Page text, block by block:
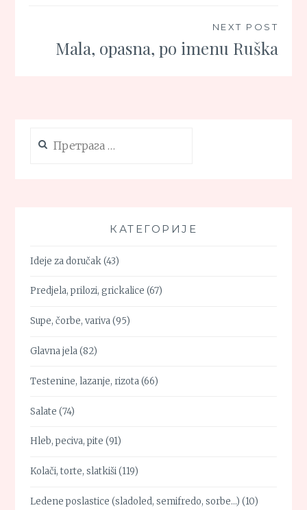
NEXT POST
Mala, opasna, po imenu Ruška
за:
КАТЕГОРИЈЕ
Ideje za doručak(43)
Predjela, prilozi, grickalice (67)
Supe, čorbe, variva(95)
Glavna jela(82)
Testenine, lazanje, rizota(66)
Salate (74)
Hleb, peciva, pite (91)
Kolači, torte, slatkiši(119)
Ledene poslastice (sladoled, semifredo, sorbe…) (10)